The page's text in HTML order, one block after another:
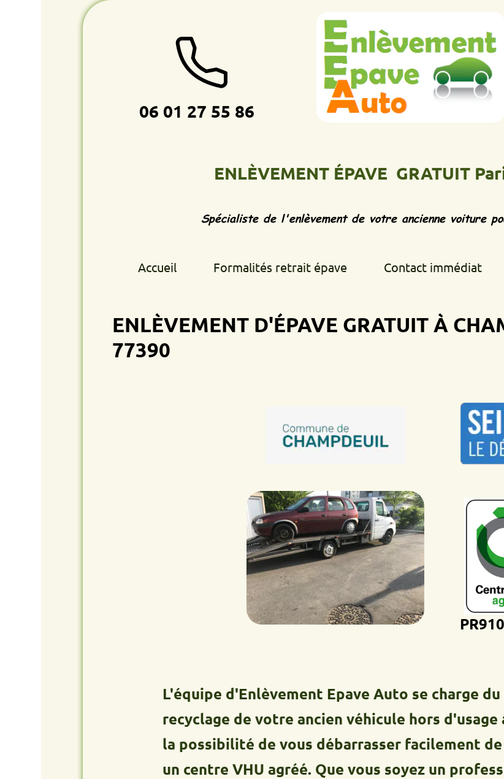
ENLÈVEMENT ÉPAVE GRATUIT Paris
Spécialiste de l'enlèvement de votre ancienne voiture pour
Formalités retrait épave Contact immédiat
06 01 27 55 86
ENLÈVEMENT D'ÉPAVE GRATUIT À
77390
L'équipe d'Enlèvement Epave Auto se charge du
recyclage de votre ancien véhicule hors d'usage à
la possibilité de vous débarrasser facilement de
un centre VHU agréé. Que vous soyez un